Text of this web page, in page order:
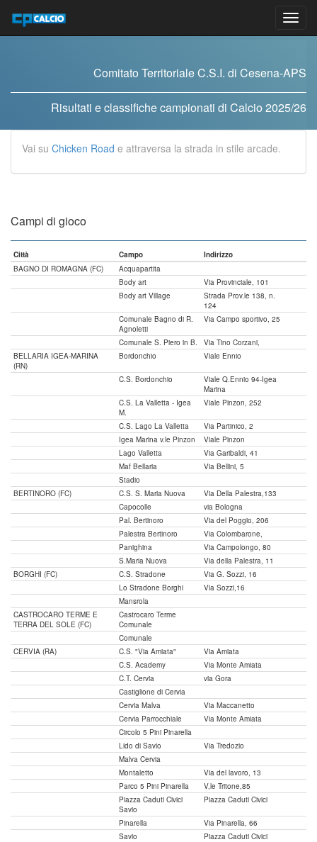
contenuto
Comitato Territoriale C.S.I. di Cesena-APS
Risultati e classifiche campionati di Calcio 2025/26
Vai su Chicken Road e attraversa la strada in stile arcade.
Campi di gioco
Città Campo
Indirizzo
BAGNO DI ROMAGNA (FC)
Acquapartita
Body art
Via Provinciale, 101
Body art Village
Strada Prov.le 138, n.
124
Comunale Bagno di R.
Agnoletti
Via Campo sportivo, 25
Comunale S. Piero in B.
Via Tino Corzani,
BELLARIA IGEA-MARINA
(RN)
Bordonchio Viale Ennio
C.S. Bordonchio
Viale Q.Ennio 94-Igea
Marina
C.S. La Valletta - Igea
M.
Viale Pinzon, 252
C.S. Lago La Valletta
Via Partinico, 2
Igea Marina v.le Pinzon
Viale Pinzon
Lago Valletta
Via Garibaldi, 41
Maf Bellaria
Via Bellini, 5
Stadio
BERTINORO (FC)
C.S. S. Maria Nuova
Via Della Palestra,133
Capocolle
via Bologna
Pal. Bertinoro
Via del Poggio, 206
Palestra Bertinoro
Via Colombarone,
Panighina
Via Campolongo, 80
S.Maria Nuova
Via della Palestra, 11
BORGHI (FC)
C.S. Stradone
Via G. Sozzi, 16
Lo Stradone Borghi
Via Sozzi,16
Mansrola
CASTROCARO TERME E
TERRA DEL SOLE (FC)
Castrocaro Terme
Comunale
Comunale
CERVIA (RA)
C.S. "Via Amiata"
Via Amiata
C.S. Academy
Via Monte Amiata
C.T. Cervia
via Gora
Castiglione di Cervia
Cervia Malva
Via Maccanetto
Cervia Parrocchiale
Via Monte Amiata
Circolo 5 Pini Pinarella
Lido di Savio
Via Tredozio
Malva Cervia
Montaletto
Via del lavoro, 13
Parco 5 Pini Pinarella
V,le Tritone,85
Piazza Caduti Civici
Savio
Piazza Caduti Civici
Pinarella
Via Pinarella, 66
Savio
Piazza Caduti Civici